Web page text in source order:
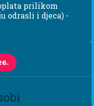
prilikom
odrasli i djeca) -